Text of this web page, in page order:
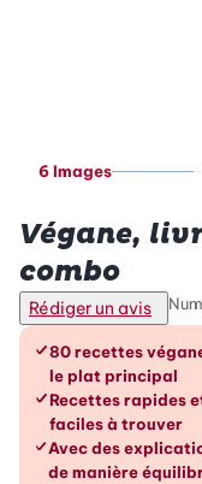
6 Images
Végane,
combo
Rédiger un avis
Les
80 recettes
le plat principal
Recettes rapides
faciles à trouver
Avec des
de manière